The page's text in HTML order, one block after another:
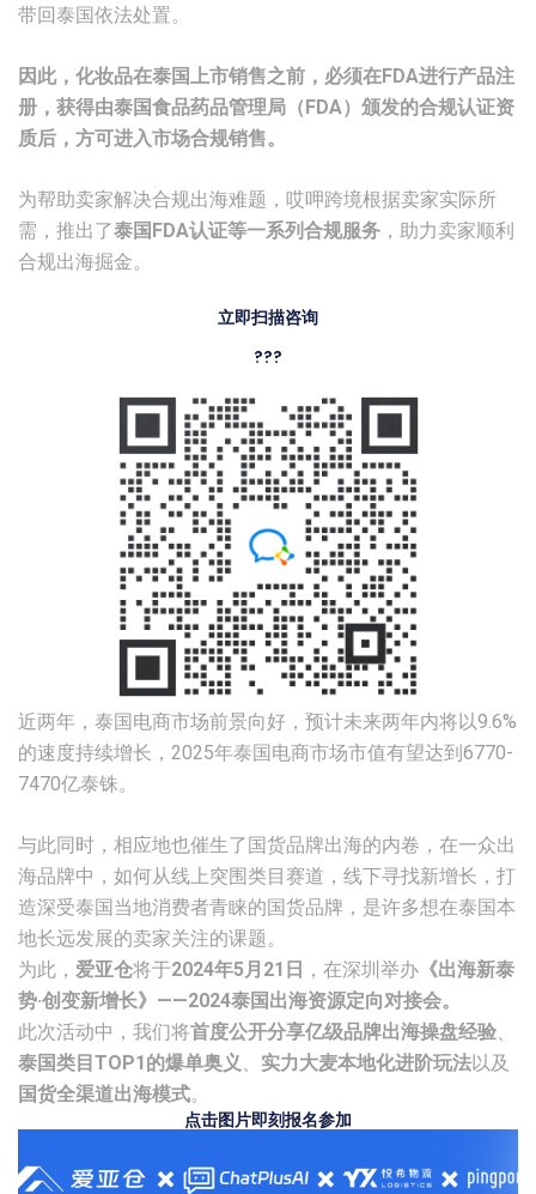
带回泰国依法处置。
因此，化妆品在泰国上市销售之前，必须在FDA进行产品注
册，获得由泰国食品药品管理局（FDA）颁发的合规认证资
质后，方可进入市场合规销售。
为帮助卖家解决合规出海难题，哎呷跨境根据卖家实际所
需，推出了泰国FDA认证等一系列合规服务 ，助力卖家顺利
合规出海掘金。
立即扫描咨询
???
近两年，泰国电商市场前景向好，预计未来两年内将以9.6%
的速度持续增长，2025年泰国电商市场市值有望达到6770-
7470亿泰铢。
与此同时，相应地也催生了国货品牌出海的内卷，在一众出
海品牌中，如何从线上突围类目赛道，线下寻找新增长，打
造深受泰国当地消费者青睐的国货品牌，是许多想在泰国本
地长远发展的卖家关注的课题。
为此， 爱亚仓将于2024年5月21日 ，在深圳举办 《出海新泰
势·创变新增长》——2024泰国出海资源定向对接会。
此次活动中，我们将首度公开分享亿级品牌出海操盘经验、
泰国类目TOP1的爆单奥义 、 实力大麦本地化进阶玩法以及
国货全渠道出海模式。
点击图片即刻报名参加